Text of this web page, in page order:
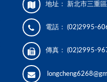
地址： 新北市三重
電話： (02)2995-
傳真： (02)2995-